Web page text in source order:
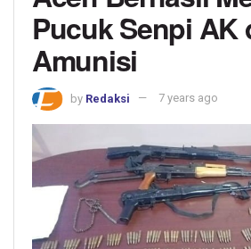
Pucuk Senpi AK
Amunisi
by Redaksi 7 years ago